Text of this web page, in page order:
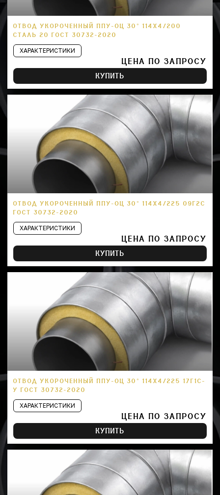
ОТВОД УКОРОЧЕННЫЙ ППУ-ОЦ 30° 114Х4/200
СТАЛЬ 20 ГОСТ 30732-2020
ХАРАКТЕРИСТИКИ
ЦЕНА ПО ЗАПРОСУ
КУПИТЬ
ОТВОД УКОРОЧЕННЫЙ ППУ-ОЦ 30° 114Х4/225 09Г2С
ГОСТ 30732-2020
ХАРАКТЕРИСТИКИ
ЦЕНА ПО ЗАПРОСУ
КУПИТЬ
ОТВОД УКОРОЧЕННЫЙ ППУ-ОЦ 30° 114Х4/225 17Г1С-
У ГОСТ 30732-2020
ХАРАКТЕРИСТИКИ
ЦЕНА ПО ЗАПРОСУ
КУПИТЬ